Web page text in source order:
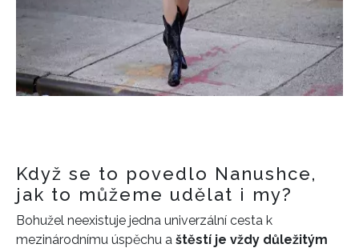
Když se to povedlo Nanushce,
jak to můžeme udělat i my?
Bohužel neexistuje jedna univerzální cesta k
mezinárodnímu úspěchu a štěstí je vždy důležitým